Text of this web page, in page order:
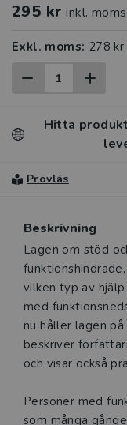
295 kr inkl. moms
Exkl. moms: 278 kr
Hitta
Provläs
Beskrivning
Lagen om stöd
vilken typ av
med
nu håller lagen
beskriver
och visar också
Personer med
som många